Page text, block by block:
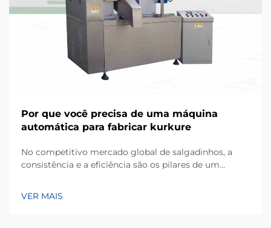
Por que você precisa de uma máquina
automática para fabricar kurkure
No competitivo mercado global de salgadinhos, a
consistência e a eficiência são os pilares de um
conhecido por sua forma irregular única e textura
VER MAIS